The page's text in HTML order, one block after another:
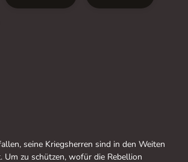
seine Kriegsherren sind in den Weiten
Um zu schützen, wofür die Rebellion